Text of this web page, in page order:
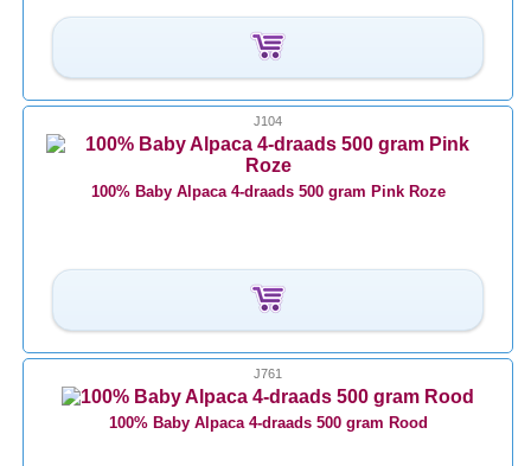
J104
100% Baby Alpaca 4-draads 500 gram Pink Roze
J761
100% Baby Alpaca 4-draads 500 gram Rood